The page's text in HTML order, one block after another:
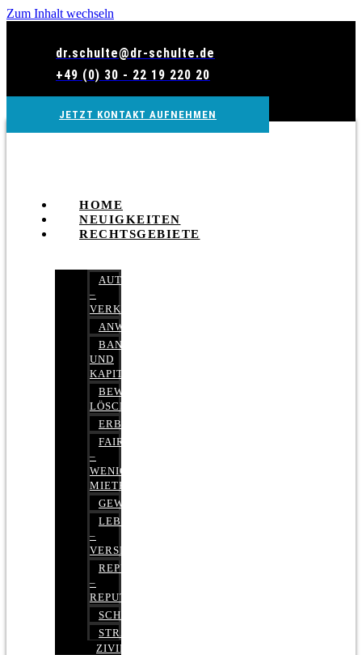
Zum Inhalt wechseln
dr.schulte@dr-schulte.de
+49 (0) 30 - 22 19 220 20
JETZT KONTAKT AUFNEHMEN
HOME
NEUIGKEITEN
RECHTSGEBIETE
AUTOBETRUG
–
VERKEHRSRECHT
ANWALTSHAFTUNGSRECHT
BANK-
UND
KAPITALMARKTRECHT
BEWERTUNGEN
LÖSCHEN
ERBRECHT
FAIRMIETEN
–
WENIGER
MIETE
GEWERBERECHT
LEBENSVERSICHERUNG
–
VERSICHERUNGSRECHT
REPUTATIONSRECHT
–
REPUTATIONSMANAGEMENT
SCHUFARECHT
STRAFRECHT
ZIVILRECHT